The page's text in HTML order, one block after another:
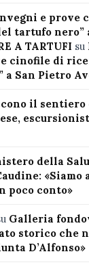
e prove
tartufo nero”
A TARTUFI su
cinofile di
a San Pietro
il sentiero
della
«Siamo
poco conto»
Galleria
storico che
D’Alfonso»